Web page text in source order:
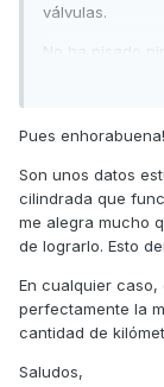
válvulas.
No ha pisado
1000 km, el
Aceite y filtro
15000, la
variador con
y si son los Dr.
98000 y
electrodo. La
luces de cruce
freno delantero
carreteras
Pues
Son unos datos
cilindrada que
me alegra mucho
de lograrlo. Esto
En cualquier
perfectamente la
cantidad de
Saludos,